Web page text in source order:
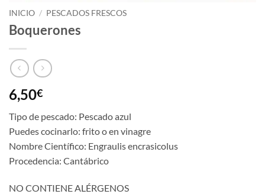
INICIO / PESCADOS FRESCOS
Boquerones
6,50€
Tipo de pescado: Pescado azul
Puedes cocinarlo: frito o en vinagre
Nombre Científico: Engraulis encrasicolus
Procedencia: Cantábrico
NO CONTIENE ALÉRGENOS